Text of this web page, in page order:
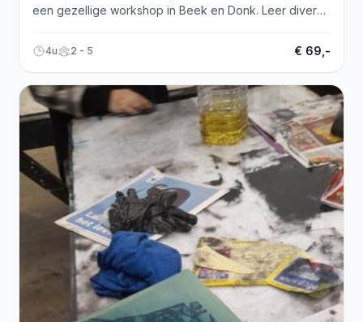
een gezellige workshop in Beek en Donk. Leer diverse
4u 2 - 5 € 69,-